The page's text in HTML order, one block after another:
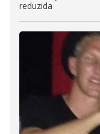
reduzida